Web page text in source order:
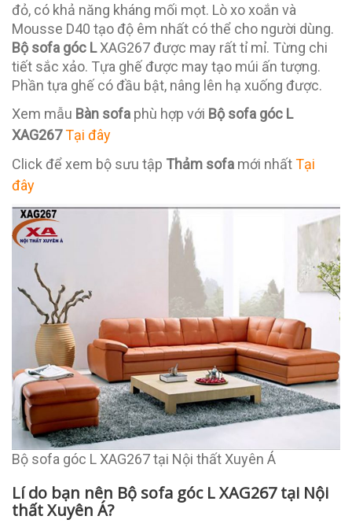
đỏ, có khả năng kháng mối mọt. Lò xo xoắn và
Mousse D40 tạo độ êm nhất có thể cho người dùng.
Bộ sofa góc LXAG267 được may rất tỉ mỉ. Từng chi
tiết sắc xảo. Tựa ghế được may tạo múi ấn tượng.
Phần tựa ghế có đầu bật, nâng lên hạ xuống được.
Xem mẫu Bàn sofa phù hợp với Bộ sofa góc L
XAG267Tại đây
Click để xem bộ sưu tập Thảm sofa mới nhấtTại
đây
Bộ sofa góc L XAG267 tại Nội thất Xuyên Á
Lí do bạn nên Bộ sofa góc L XAG267 tại Nội
thất Xuyên Á?